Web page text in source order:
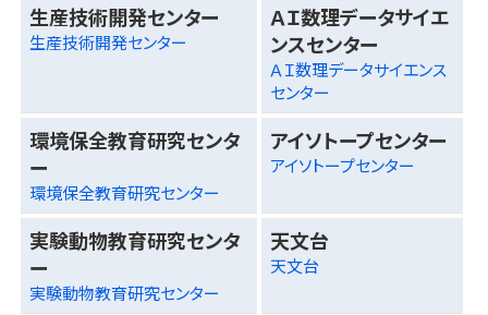
生産技術開発センター
生産技術開発センター
ＡＩ数理データサイエ
ンスセンター
ＡＩ数理データサイエンス
センター
環境保全教育研究センタ
ー
環境保全教育研究センター
アイソトープセンター
アイソトープセンター
実験動物教育研究センタ
ー
実験動物教育研究センター
天文台
天文台